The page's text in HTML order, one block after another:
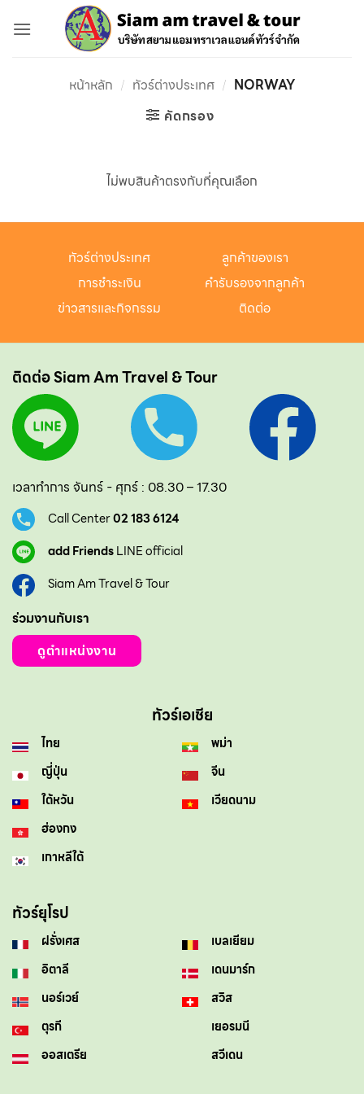
หน้าหลัก / ทัวร์ต่างประเทศ / NORWAY
คัดกรอง
ไม่พบสินค้าตรงกับที่คุณเลือก
ทัวร์ต่างประเทศ
ลูกค้าของเรา
การชำระเงิน
คำรับรองจากลูกค้า
ข่าวสารและกิจกรรม
ติดต่อ
ติดต่อ Siam Am Travel & Tour
เวลาทำการ จันทร์ - ศุกร์ : 08.30 – 17.30
Call Center02 183 6124
add FriendsLINE official
Siam Am Travel & Tour
ร่วมงานกับเรา
ดูตำแหน่งงาน
ทัวร์เอเชีย
ไทย
ญี่ปุ่น
ใต้หวัน
ฮ่องกง
เกาหลีใต้
พม่า
จีน
เวียดนาม
ทัวร์ยุโรป
ฝรั่งเศส
อิตาลี
นอร์เวย์
ตุรกี
ออสเตรีย
เบลเยียม
เดนมาร์ก
สวิส
เยอรมนี
สวีเดน